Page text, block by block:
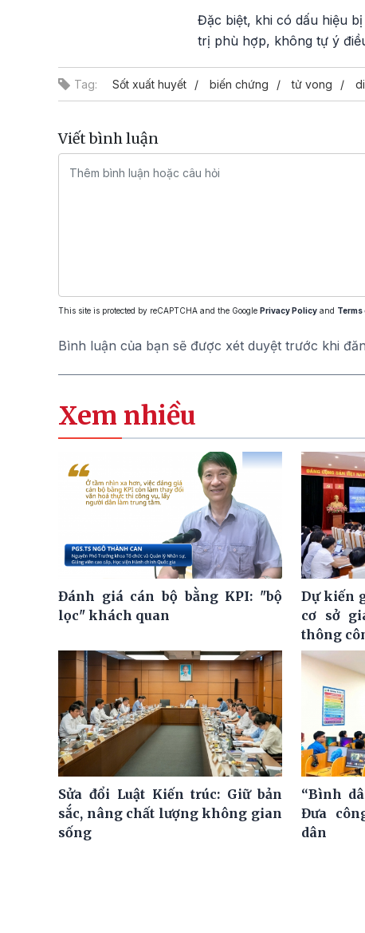
Đặc biệt, khi có dấu hiệu
trị phù hợp, không tự ý
Tag: Sốt xuất huyết biến chứng tử vong
Viết bình luận
This site is protected by reCAPTCHA and the Google Privacy Policy and Terms
Bình luận của bạn sẽ được xét duyệt trước khi
Xem nhiều
Đánh giá cán bộ bằng KPI: "bộ
lọc" khách quan
Dự kiến
cơ sở
thông
Sửa đổi Luật Kiến trúc: Giữ bản
sắc, nâng chất lượng không gian
sống
“Bình
Đưa
dân